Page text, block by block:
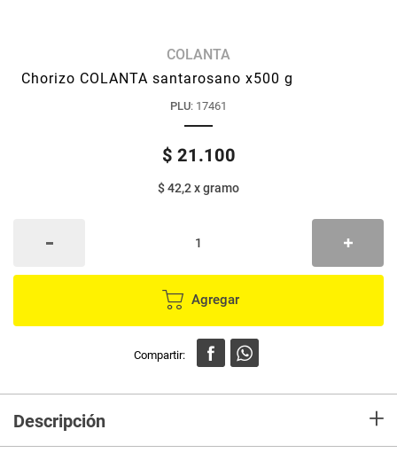
COLANTA
Chorizo COLANTA santarosano x500 g
PLU: 17461
$ 21.100
$ 42,2xgramo
Agregar
Descripción +